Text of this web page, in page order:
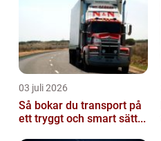
03 juli 2026
Så bokar du transport på
ett tryggt och smart sätt...